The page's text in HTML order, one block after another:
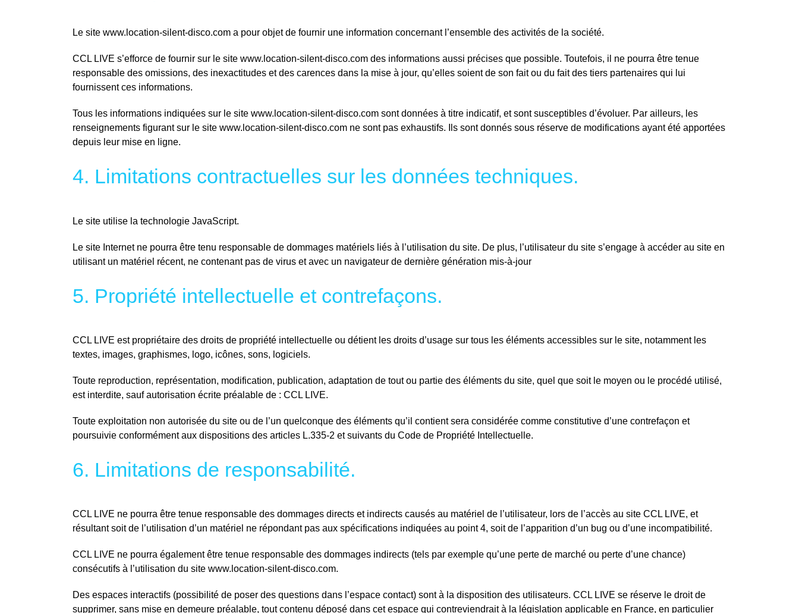
Le site www.location-silent-disco.com a pour objet de fournir une information concernant l’ensemble des activités de la société.
CCL LIVE s’efforce de fournir sur le site www.location-silent-disco.com des informations aussi précises que possible. Toutefois, il ne pourra être tenue
responsable des omissions, des inexactitudes et des carences dans la mise à jour, qu’elles soient de son fait ou du fait des tiers partenaires qui lui
fournissent ces informations.
Tous les informations indiquées sur le site www.location-silent-disco.com sont données à titre indicatif, et sont susceptibles d’évoluer. Par ailleurs, les
renseignements figurant sur le site www.location-silent-disco.com ne sont pas exhaustifs. Ils sont donnés sous réserve de modifications ayant été apportées
depuis leur mise en ligne.
4. Limitations contractuelles sur les données techniques.
Le site utilise la technologie JavaScript.
Le site Internet ne pourra être tenu responsable de dommages matériels liés à l’utilisation du site. De plus, l’utilisateur du site s’engage à accéder au site en
utilisant un matériel récent, ne contenant pas de virus et avec un navigateur de dernière génération mis-à-jour
5. Propriété intellectuelle et contrefaçons.
CCL LIVE est propriétaire des droits de propriété intellectuelle ou détient les droits d’usage sur tous les éléments accessibles sur le site, notamment les
textes, images, graphismes, logo, icônes, sons, logiciels.
Toute reproduction, représentation, modification, publication, adaptation de tout ou partie des éléments du site, quel que soit le moyen ou le procédé utilisé,
est interdite, sauf autorisation écrite préalable de : CCL LIVE.
Toute exploitation non autorisée du site ou de l’un quelconque des éléments qu’il contient sera considérée comme constitutive d’une contrefaçon et
poursuivie conformément aux dispositions des articles L.335-2 et suivants du Code de Propriété Intellectuelle.
6. Limitations de responsabilité.
CCL LIVE ne pourra être tenue responsable des dommages directs et indirects causés au matériel de l’utilisateur, lors de l’accès au site CCL LIVE, et
résultant soit de l’utilisation d’un matériel ne répondant pas aux spécifications indiquées au point 4, soit de l’apparition d’un bug ou d’une incompatibilité.
CCL LIVE ne pourra également être tenue responsable des dommages indirects (tels par exemple qu’une perte de marché ou perte d’une chance)
consécutifs à l’utilisation du site www.location-silent-disco.com.
Des espaces interactifs (possibilité de poser des questions dans l’espace contact) sont à la disposition des utilisateurs. CCL LIVE se réserve le droit de
supprimer, sans mise en demeure préalable, tout contenu déposé dans cet espace qui contreviendrait à la législation applicable en France, en particulier